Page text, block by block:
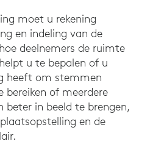
moet u rekening
en indeling van de
deelnemers de ruimte
u te bepalen of u
heeft om stemmen
of meerdere
beter in beeld te brengen,
en de